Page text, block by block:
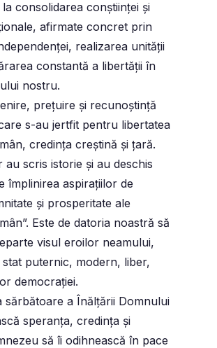
consolidarea conștiinței și
afirmate concret prin
realizarea unităţii
constantă a libertăţii în
nostru.
prețuire și recunoştinţă
s-au jertfit pentru libertatea
credinţa creștină şi ţară.
scris istorie şi au deschis
împlinirea aspiraţiilor de
şi prosperitate ale
Este de datoria noastră să
visul eroilor neamului,
puternic, modern, liber,
democrației.
sărbătoare a Înălţării Domnului
speranţa, credinţa şi
să îi odihnească în pace